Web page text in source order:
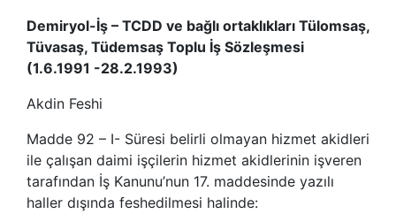
Demiryol-İş – TCDD ve bağlı ortaklıkları Tülomsaş,
Tüvasaş, Tüdemsaş Toplu İş Sözleşmesi
(1.6.1991 -28.2.1993)
Akdin Feshi
Madde 92 – I- Süresi belirli olmayan hizmet akidleri
ile çalışan daimi işçilerin hizmet akidlerinin işveren
tarafından İş Kanunu’nun 17. maddesinde yazılı
haller dışında feshedilmesi halinde: